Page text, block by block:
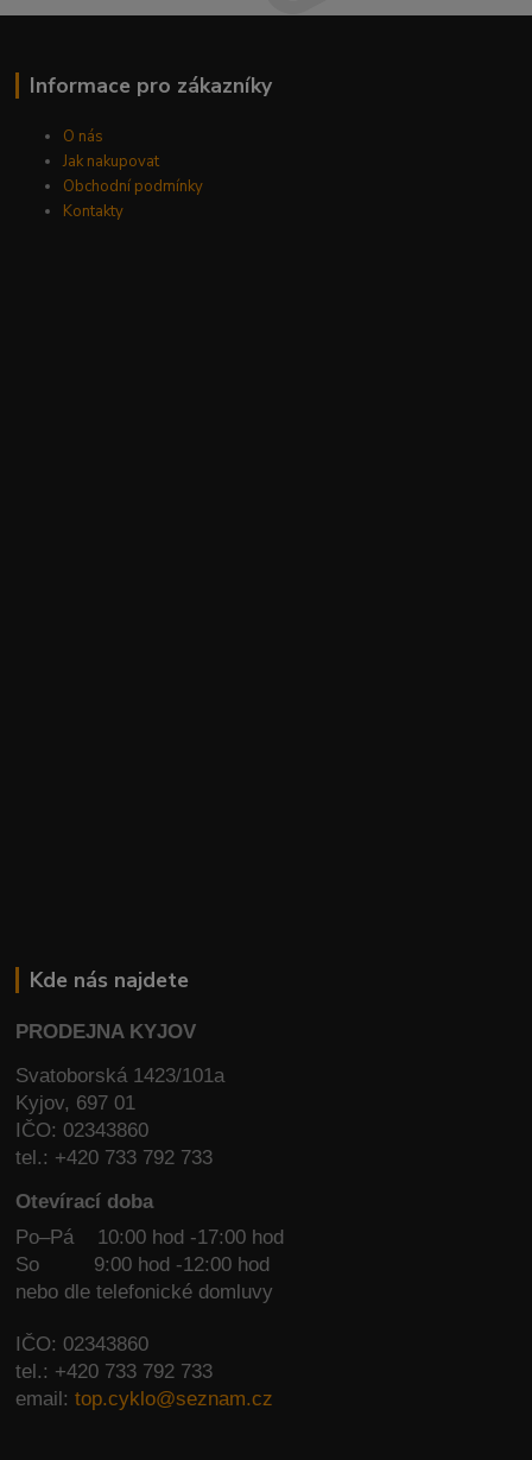
Informace pro zákazníky
O nás
Jak nakupovat
Obchodní podmínky
Kontakty
Kde nás najdete
PRODEJNA KYJOV
Svatoborská 1423/101a
Kyjov, 697 01
IČO: 02343860
tel.: +420 733 792 733
Otevírací doba
Po–Pá 10:00 hod -17:00 hod
So
9:00 hod -12:00 hod
nebo dle telefonické domluvy
IČO: 02343860
tel.: +420 733 792 733
email:top.cyklo@seznam.cz